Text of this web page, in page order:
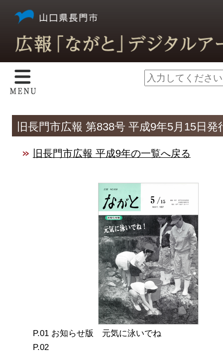
旧長門市広報 第838号 平成9年5月15日発
旧長門市広報 平成9年の一覧へ戻る
お知らせ版 元気に泳いでね